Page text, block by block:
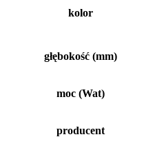
kolor
głębokość (mm)
moc (Wat)
producent